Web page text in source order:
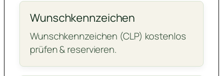
Wunschkennzeichen
Wunschkennzeichen (CLP) kostenlos
prüfen & reservieren.